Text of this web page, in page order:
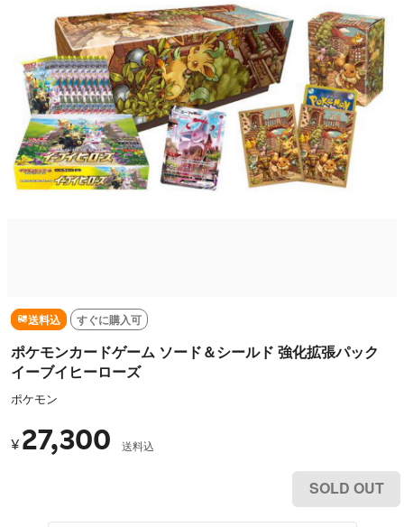
送料込 すぐに購入可
ポケモンカードゲーム ソード＆シールド 強化拡張パック
イーブイヒーローズ
ポケモン
¥ 27,300 送料込
SOLD OUT